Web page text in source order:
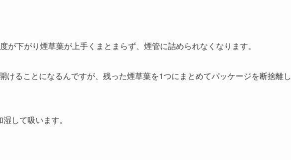
が下がり煙草葉が上手くまとまらず、煙管に詰められなくなります。
けることになるんですが、残った煙草葉を1つにまとめてパッケージを断捨離し
して吸います。